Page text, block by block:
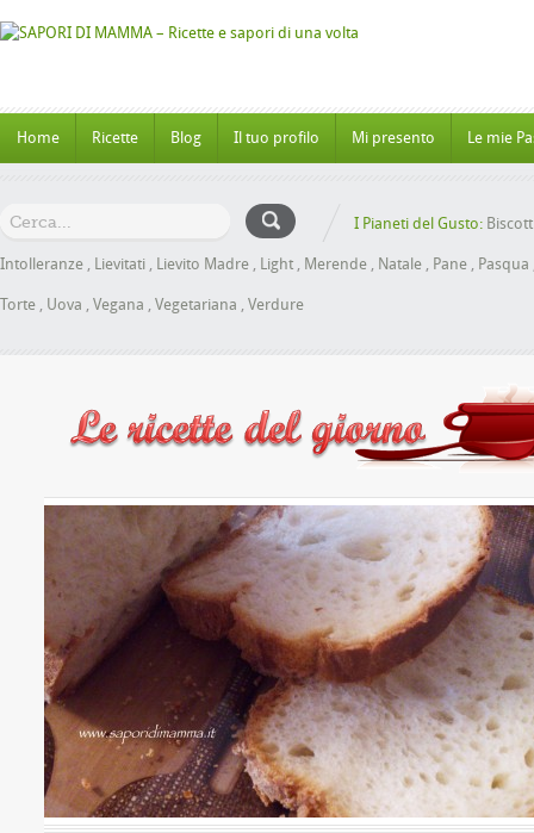
Home Ricette Blog Il tuo profilo Mi presento Le mie
I Pianeti del Gusto:
Intolleranze , Lievitati , Lievito Madre , Light , Merende , Natale , Pane , Pasqua
Torte , Uova , Vegana , Vegetariana , Verdure
al Miele senza
Valutazione media: (0 / 5)
quindi finita la fatica del lavoro settimanale
casa, mi dedico alla mia grande passione.
panbrioche salutare per la ...